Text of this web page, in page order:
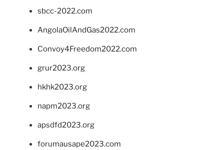
sbcc-2022.com
AngolaOilAndGas2022.com
Convoy4Freedom2022.com
grur2023.org
hkhk2023.org
napm2023.org
apsdfd2023.org
forumausape2023.com